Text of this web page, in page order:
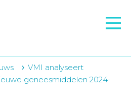
VMI analyseert
geneesmiddelen 2024-